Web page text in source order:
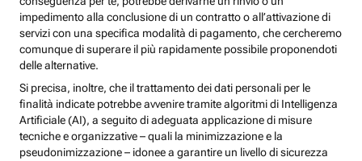
impedimento alla conclusione di un contratto o all’attivazione di
servizi con una specifica modalità di pagamento, che cercheremo
comunque di superare il più rapidamente possibile proponendoti
delle alternative.
Si precisa, inoltre, che il trattamento dei dati personali per le
finalità indicate potrebbe avvenire tramite algoritmi di Intelligenza
Artificiale (AI), a seguito di adeguata applicazione di misure
tecniche e organizzative – quali la minimizzazione e la
pseudonimizzazione – idonee a garantire un livello di sicurezza